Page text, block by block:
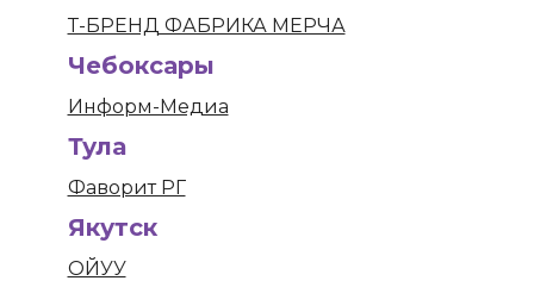
Т-БРЕНД ФАБРИКА МЕРЧА
Чебоксары
Информ-Медиа
Тула
Фаворит РГ
Якутск
ОЙУУ